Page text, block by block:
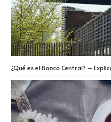
¿Qué es el Banco Central? –